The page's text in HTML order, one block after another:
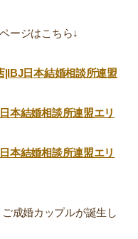
ージはこちら↓
|IBJ日本結婚相談所連盟
本結婚相談所連盟エリ
本結婚相談所連盟エリ
成婚カップルが誕生し